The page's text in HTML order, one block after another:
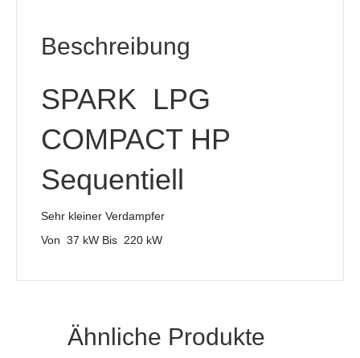
Beschreibung
SPARK LPG
COMPACT HP
Sequentiell
Sehr kleiner Verdampfer
Von 37 kW Bis 220 kW
Ähnliche Produkte